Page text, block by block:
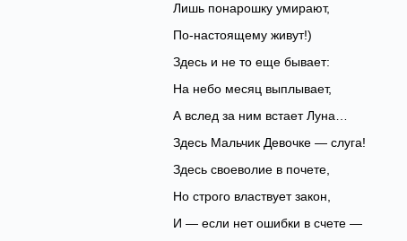
Лишь понарошку умирают,
По-настоящему живут!)
Здесь и не то еще бывает:
На небо месяц выплывает,
А вслед за ним встает Луна…
Здесь Мальчик Девочке — слуга!
Здесь своеволие в почете,
Но строго властвует закон,
И — если нет ошибки в счете —